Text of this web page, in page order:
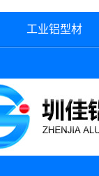
工业铝型材